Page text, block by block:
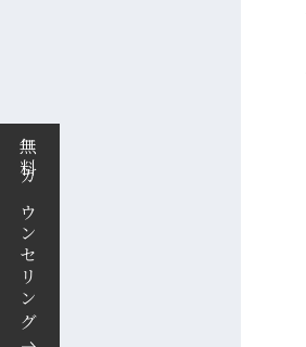
無料カウンセリング